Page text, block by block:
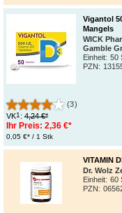
Vigantol
Mangels
WICK
Gamble
Einheit: 50
PZN:
(3)
VK1 : 4,24 €*
Ihr Preis: 2,36 €*
0,05 €* / 1 Stk
VITAMIN
Dr. Wolz
Einheit: 60
PZN: